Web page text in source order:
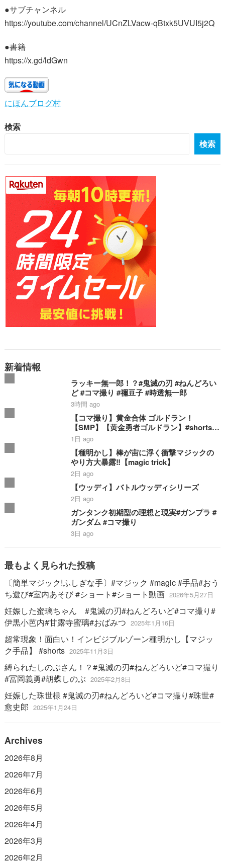
●サブチャンネル
https://youtube.com/channel/UCnZLVacw-qBtxk5UVUI5j2Q
●書籍
https://x.gd/ldGwn
にほんブログ村
検索
検索
新着情報
ラッキー無一郎！？#鬼滅の刃 #ねんどろい
ど #コマ撮り #禰豆子 #時透無一郎
3時間 ago
【コマ撮り】黄金合体 ゴルドラン！
【SMP】【黄金勇者ゴルドラン】#shorts #
ゴルドラン #smp #stopmotion #黄金合体
＃勇者 #bandai
1日 ago
【種明かし】棒が宙に浮く衝撃マジックの
やり方大暴露‼️【magic trick】
2日 ago
【ウッディ】バトルウッディシリーズ
2日 ago
ガンタンク初期型の理想と現実#ガンプラ #
ガンダム #コマ撮り
3日 ago
最もよく見られた投稿
〔簡単マジック!ふしぎな手〕#マジック #magic #手品#おう
ち遊び#室内あそび #ショート#ショート動画 2026年5月27日
妊娠した蜜璃ちゃん #鬼滅の刃#ねんどろいど#コマ撮り#
伊黒小芭内#甘露寺蜜璃#おばみつ 2025年1月16日
超常現象！面白い！インビジブルゾーン種明かし【マジッ
ク手品】 #shorts 2025年11月3日
縛られたしのぶさん！？#鬼滅の刃#ねんどろいど#コマ撮り
#冨岡義勇#胡蝶しのぶ 2025年2月8日
妊娠した珠世様 #鬼滅の刃#ねんどろいど#コマ撮り#珠世#
愈史郎 2025年1月24日
Archives
2026年8月
2026年7月
2026年6月
2026年5月
2026年4月
2026年3月
2026年2月